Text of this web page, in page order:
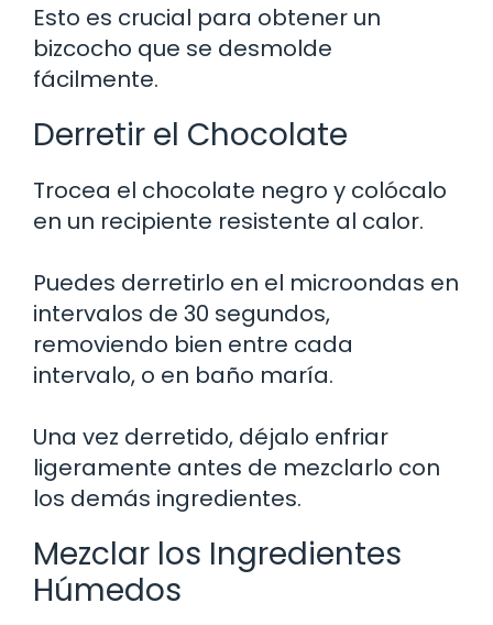
Esto es crucial para obtener un
bizcocho que se desmolde
fácilmente.
Derretir el Chocolate
Trocea el chocolate negro y colócalo
en un recipiente resistente al calor.
Puedes derretirlo en el microondas en
intervalos de 30 segundos,
removiendo bien entre cada
intervalo, o en baño maría.
Una vez derretido, déjalo enfriar
ligeramente antes de mezclarlo con
los demás ingredientes.
Mezclar los Ingredientes
Húmedos